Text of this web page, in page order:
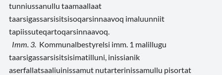
tunniussanullu taamaallaat
taarsigassarsisitsisoqarsinnaavoq imaluunniit
tapiissuteqartoqarsinnaavoq.
Imm . 3. Kommunalbestyrelsi imm. 1 malillugu
taarsigassarsisitsisimatilluni, inissianik
aserfallatsaaliuinissamut nutarterinissamullu pisortat